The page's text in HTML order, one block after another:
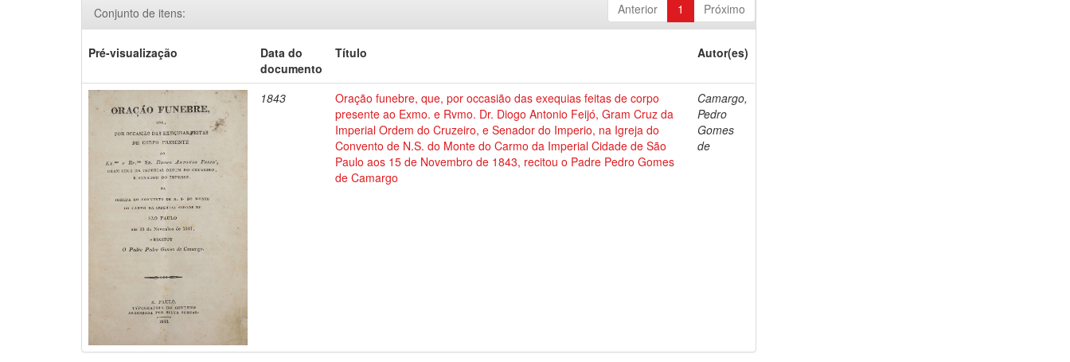
Anterior 1 Próximo
Conjunto de itens:
Pré-visualização
Data do
documento
Título Autor(es)
1843
Oração funebre, que, por occasião das exequias feitas de corpo
presente ao Exmo. e Rvmo. Dr. Diogo Antonio Feijó, Gram Cruz da
Imperial Ordem do Cruzeiro, e Senador do Imperio, na Igreja do
Convento de N.S. do Monte do Carmo da Imperial Cidade de São
Paulo aos 15 de Novembro de 1843, recitou o Padre Pedro Gomes
de Camargo
Camargo,
Pedro
Gomes
de